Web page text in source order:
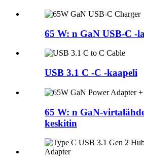
65 W: n GaN USB-C -
USB 3.1 C -C -kaapeli
65 W: n GaN-
keskitin